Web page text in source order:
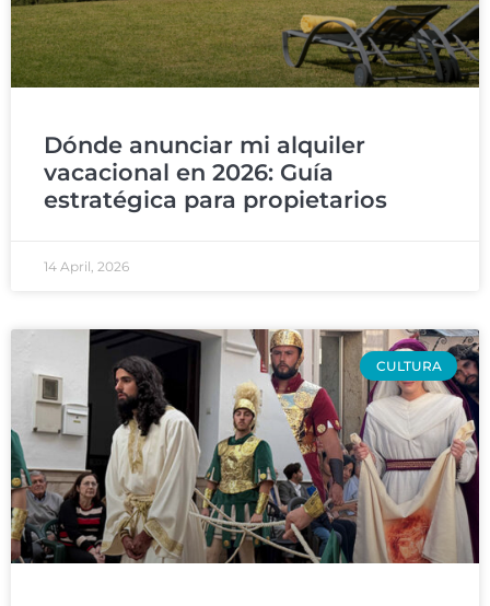
Dónde anunciar mi alquiler
vacacional en 2026: Guía
estratégica para propietarios
14 April, 2026
CULTURA